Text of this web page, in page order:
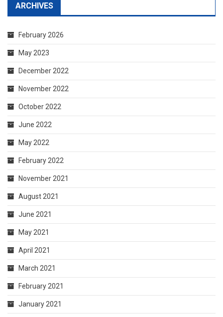
ARCHIVES
February 2026
May 2023
December 2022
November 2022
October 2022
June 2022
May 2022
February 2022
November 2021
August 2021
June 2021
May 2021
April 2021
March 2021
February 2021
January 2021